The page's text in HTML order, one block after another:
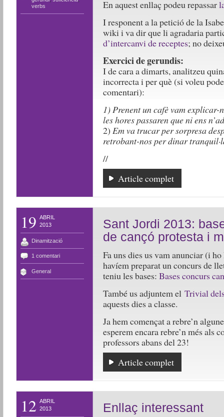
verbs
En aquest enllaç podeu repassar
I responent a la petició de la
wiki i va dir que li agradaria
d’intercanvi de receptes; no
Exercici de gerundis:
I de cara a dimarts, analitzeu
incorrecta i per què (si voleu
comentari):
1) Prenent un cafè vam explicar-
les hores passaren que ni ens
2) Em va trucar per sorpresa
retrobant-nos per dinar
//
Article complet
19 ABRIL
2013
Dinamització
1 comentari
General
Sant Jordi 2013:
de cançó protesta i
Fa uns dies us vam anunciar (i
havíem preparat un concurs de
teniu les bases: Bases concurs
També us adjuntem el Trivial
aquests dies a classe.
Ja hem començat a rebre’n
esperem encara rebre’n més als
professors abans del 23!
Article complet
12 ABRIL
2013
Enllaç interessant